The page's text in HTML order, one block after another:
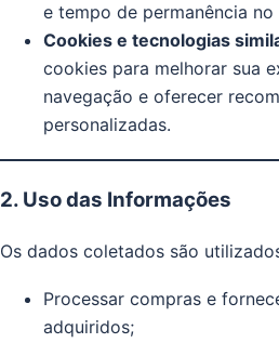
e tempo de permanência no
Cookies e tecnologias
cookies para melhorar sua
navegação e oferecer
personalizadas.
2. Uso das Informações
Os dados coletados são
Processar compras e
adquiridos;